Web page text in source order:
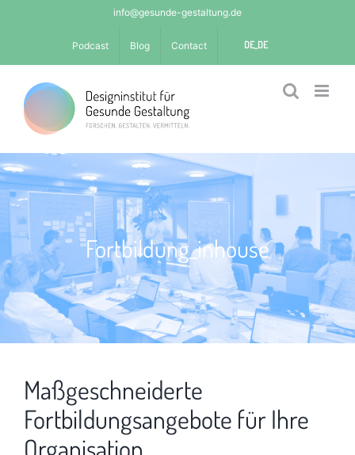
info@gesunde-gestaltung.de
Podcast Blog Contact DE_DE
Fortbildung_inhouse
Maßgeschneiderte
Fortbildungsangebote für Ihre
Organisation